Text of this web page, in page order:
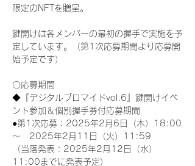
限定のNFTを贈呈。
鍵開けは各メンバーの最初の握手で実施を予
定しています。（第1次応募期間より応募開
始予定です）
〇応募期間
◆『デジタルブロマイドvol.6』鍵開けイベ
ント参加＆個別握手券付応募期間
●第1次応募：2025年2月6日（木）18:00
～　2025年2月11日（火）11:59
（当落発表：2025年2月12日（水）
11:00までに発表予定）